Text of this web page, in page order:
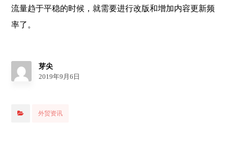
流量趋于平稳的时候，就需要进行改版和增加内容更新频
率了。
芽尖
2019年9月6日
外贸资讯